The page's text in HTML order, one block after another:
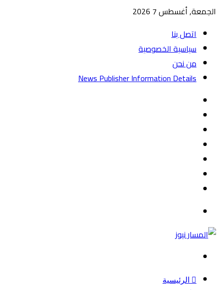
الجمعة, أغسطس 7 2026
اتصل بنا
سياسية الخصوصية
من نحن
News Publisher Information Details
الرئيسية